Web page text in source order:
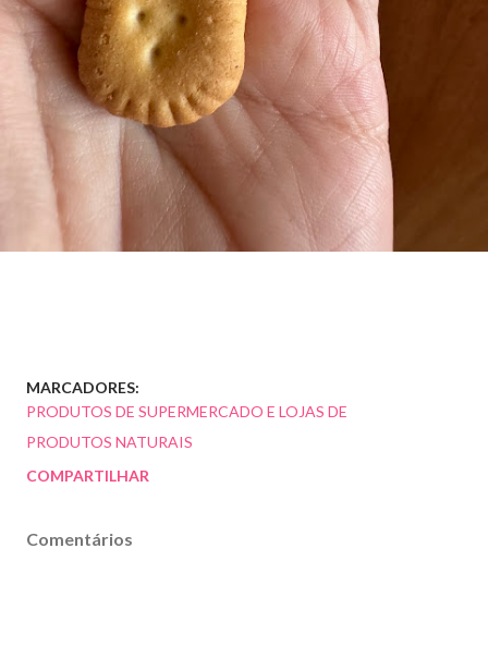
MARCADORES:
PRODUTOS DE SUPERMERCADO E LOJAS DE
PRODUTOS NATURAIS
COMPARTILHAR
Comentários